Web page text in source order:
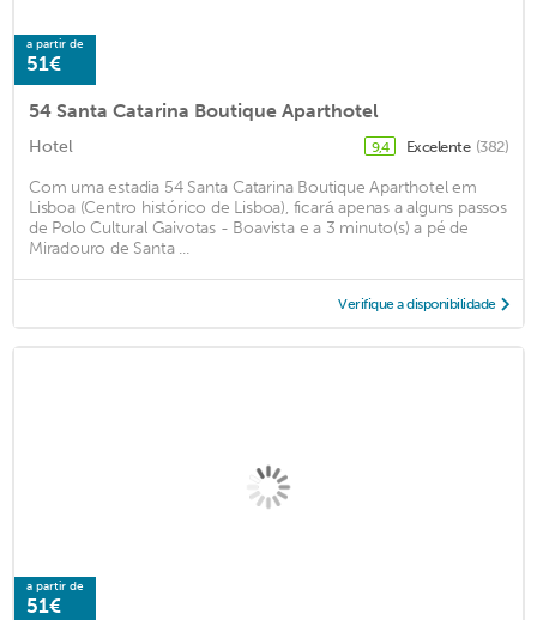
a partir de
51€
54 Santa Catarina Boutique Aparthotel
Hotel 9,4 Excelente (382)
Com uma estadia 54 Santa Catarina Boutique Aparthotel em
Lisboa (Centro histórico de Lisboa), ficará apenas a alguns passos
de Polo Cultural Gaivotas - Boavista e a 3 minuto(s) a pé de
Miradouro de Santa ...
Verifique a disponibilidade
a partir de
51€